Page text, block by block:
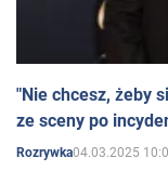
"Nie chcesz, żeby
ze sceny po
Rozrywka04.03.2025